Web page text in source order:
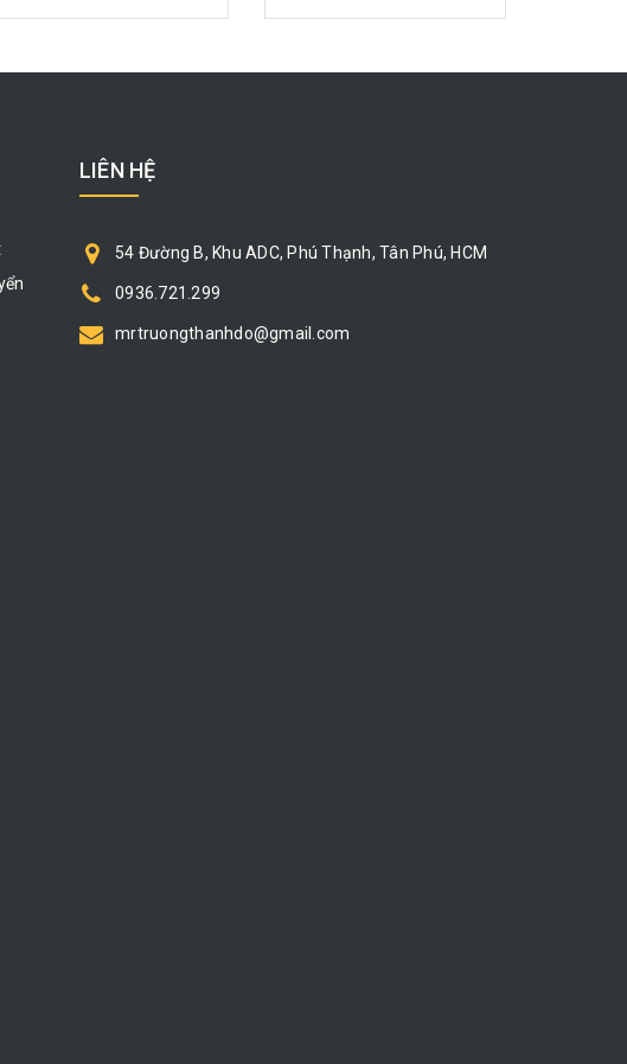
LIÊN HỆ
54 Đường B, Khu ADC, Phú Thạnh, Tân Phú, HCM
0936.721.299
mrtruongthanhdo@gmail.com